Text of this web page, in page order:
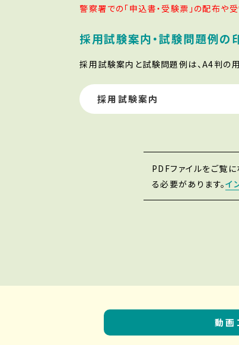
警察署での「申込書・受験票」の配布や
採用試験案内・試験問題例の
採用試験案内と試験問題例は、A4判の用
採用試験案内
PDFファイルをご覧
る必要があります。イ
動画